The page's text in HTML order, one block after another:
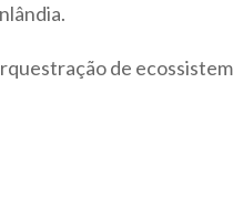
de